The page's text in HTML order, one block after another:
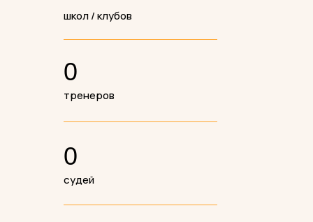
школ / клубов
0
тренеров
судей
0